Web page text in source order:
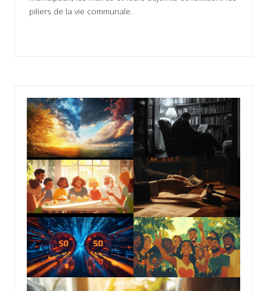
piliers de la vie communale.